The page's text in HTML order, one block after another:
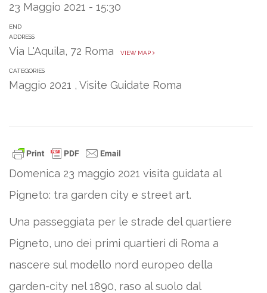
23 Maggio 2021 - 15:30
END
ADDRESS
Via L'Aquila, 72 Roma VIEW MAP
CATEGORIES
Maggio 2021 , Visite Guidate Roma
Domenica 23 maggio 2021 visita guidata al
Pigneto: tra garden city e street art.
Una passeggiata per le strade del quartiere
Pigneto, uno dei primi quartieri di Roma a
nascere sul modello nord europeo della
garden-city nel 1890, raso al suolo dal